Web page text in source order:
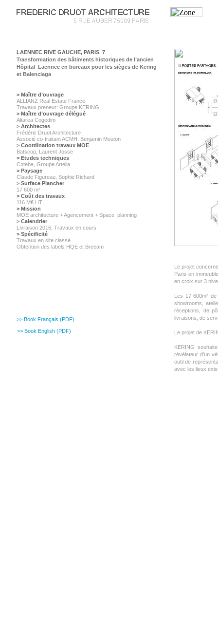
LAENNEC RIVE GAUCHE, PARIS 7
Transformation des bâtiments historiques de l’ancien
Hôpital Laennec en bureaux pour les sièges de Kering
et Balenciaga
> Maître d’ouvrage
ALLIANZ Real Estate France
Travaux preneur: Groupe KERING
> Maître d’ouvrage délégué
Altarea Cogedim
> Architectes
Frédéric Druot Architecture
Associé co-traitant ACMH: Benjamin Mouton
> Coordination travaux MOE
Batscop, Laurent Josse
> Etudes techniques
Coteba, Groupe Artelia
> Paysage
Claude Figureau, Sophie Richard
> Surface Plancher
17 600 m²
> Coût des travaux
116 M€ HT
> Mission
MOE architecture + Agencement + Space planning
> Calendrier
Livraison 2016, Travaux en cours
> Spécificité
Travaux en site classé
Obtention des labels HQE et Breeam
Le projet
Paris en
en croix sur 3
Les 17 600m²
showrooms,
réceptions, de
livraisons, de
Le projet de
KERING
révélateur d’un
outil de
avec les lieux
>> Book Français (PDF)
>> Book English (PDF)